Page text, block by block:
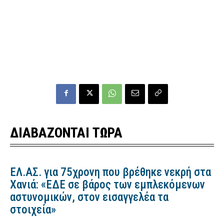
ΔΙΑΒΑΖΟΝΤΑΙ ΤΩΡΑ
ΕΛ.ΑΣ. για 75χρονη που βρέθηκε νεκρή στα
Χανιά: «ΕΔΕ σε βάρος των εμπλεκόμενων
αστυνομικών, στον εισαγγελέα τα
στοιχεία»